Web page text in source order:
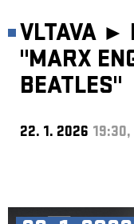
VLTAVA ►
"MARX
BEATLES"
22. 1. 2026